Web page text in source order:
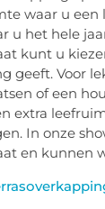
waar u
u het hele
kunt u
geeft. Voor
of een
extra
In onze
en kunnen